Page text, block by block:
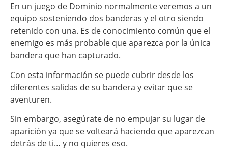
En un juego de Dominio normalmente veremos a un
equipo sosteniendo dos banderas y el otro siendo
retenido con una. Es de conocimiento común que el
enemigo es más probable que aparezca por la única
bandera que han capturado.
Con esta información se puede cubrir desde los
diferentes salidas de su bandera y evitar que se
aventuren.
Sin embargo, asegúrate de no empujar su lugar de
aparición ya que se volteará haciendo que aparezcan
detrás de ti… y no quieres eso.